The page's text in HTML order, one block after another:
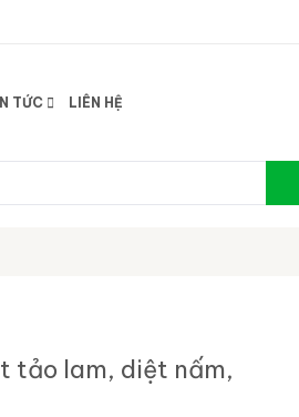
TỨC LIÊN HỆ
tảo lam, diệt nấm,